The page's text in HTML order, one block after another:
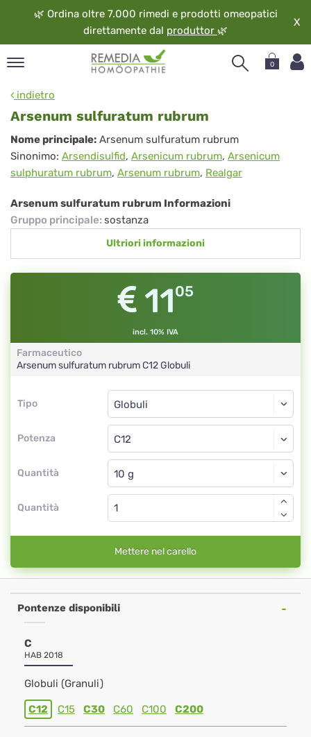
🌿 Ordina oltre 7.000 rimedi e prodotti omeopatici
direttamente dal produttor 🌿
X
0
indietro
Arsenum sulfuratum rubrum
Arsenum
sulfuratum
rubrum
Nome principale: Arsenum sulfuratum rubrum
Sinonimo: Arsendisulfid, Arsenicum rubrum, Arsenicum
sulphuratum rubrum, Arsenum rubrum, Realgar
Arsenum sulfuratum rubrum Informazioni
Gruppo principale: sostanza
Ultriori informazioni
1105
incl. 10% IVA
Farmaceutico
Arsenum sulfuratum rubrumC12Globuli
Tipo
Tipo
Potenza
Globuli
C12
Quantità
Globuli
Quantità
Mettere nel carello
Pontenze disponibili
C
HAB 2018
Globuli (Granuli)
C12 C15 C30 C60 C100 C200